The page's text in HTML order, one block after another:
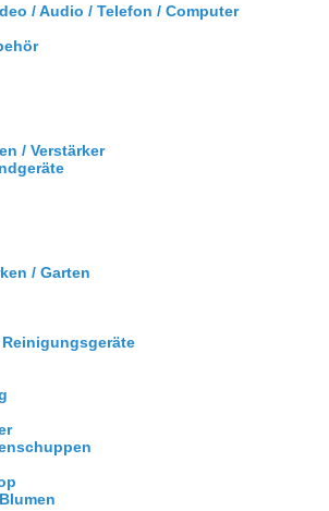
/ Audio / Telefon / Computer
/ Verstärker
/ Garten